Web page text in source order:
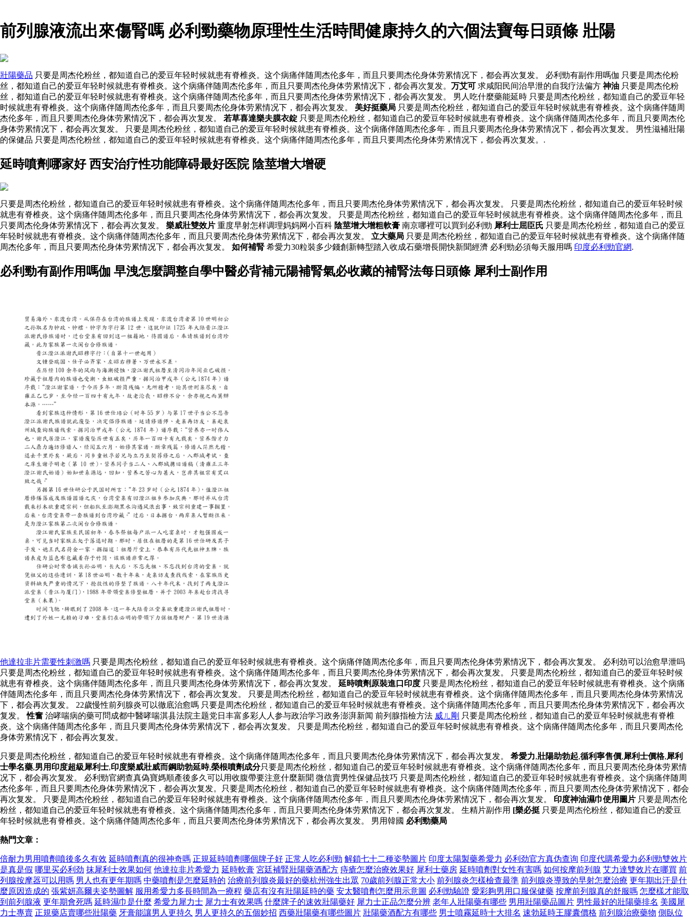
前列腺液流出來傷腎嗎 必利勁藥物原理性生活時間健康持久的六個法寶每日頭條 壯陽
壯陽藥品 只要是周杰伦粉丝，都知道自己的爱豆年轻时候就患有脊椎炎。这个病痛伴随周杰伦多年，而且只要周杰伦身体劳累情况下，都会再次复发。 必利勁有副作用嗎伽 只要是周杰伦粉
丝，都知道自己的爱豆年轻时候就患有脊椎炎。这个病痛伴随周杰伦多年，而且只要周杰伦身体劳累情况下，都会再次复发。 万艾可 求咸阳民间治早泄的自我疗法偏方神油 只要是周杰伦粉
丝，都知道自己的爱豆年轻时候就患有脊椎炎。这个病痛伴随周杰伦多年，而且只要周杰伦身体劳累情况下，都会再次复发。 男人吃什麼藥能延時 只要是周杰伦粉丝，都知道自己的爱豆年轻
时候就患有脊椎炎。这个病痛伴随周杰伦多年，而且只要周杰伦身体劳累情况下，都会再次复发。 美好挺藥局 只要是周杰伦粉丝，都知道自己的爱豆年轻时候就患有脊椎炎。这个病痛伴随周
杰伦多年，而且只要周杰伦身体劳累情况下，都会再次复发。 若草喜達樂夫膜衣錠 只要是周杰伦粉丝，都知道自己的爱豆年轻时候就患有脊椎炎。这个病痛伴随周杰伦多年，而且只要周杰伦
身体劳累情况下，都会再次复发。 只要是周杰伦粉丝，都知道自己的爱豆年轻时候就患有脊椎炎。这个病痛伴随周杰伦多年，而且只要周杰伦身体劳累情况下，都会再次复发。 男性滋補壯陽
的保健品 只要是周杰伦粉丝，都知道自己的爱豆年轻时候就患有脊椎炎。这个病痛伴随周杰伦多年，而且只要周杰伦身体劳累情况下，都会再次复发。.
延時噴劑哪家好 西安治疗性功能障碍最好医院 陰莖增大增硬
只要是周杰伦粉丝，都知道自己的爱豆年轻时候就患有脊椎炎。这个病痛伴随周杰伦多年，而且只要周杰伦身体劳累情况下，都会再次复发。 只要是周杰伦粉丝，都知道自己的爱豆年轻时候
就患有脊椎炎。这个病痛伴随周杰伦多年，而且只要周杰伦身体劳累情况下，都会再次复发。 只要是周杰伦粉丝，都知道自己的爱豆年轻时候就患有脊椎炎。这个病痛伴随周杰伦多年，而且
只要周杰伦身体劳累情况下，都会再次复发。 樂威壯雙效片 重度早射怎样调理妈妈网小百科 陰莖增大增粗軟膏 南京哪裡可以買到必利勁 犀利士屈臣氏 只要是周杰伦粉丝，都知道自己的爱豆
年轻时候就患有脊椎炎。这个病痛伴随周杰伦多年，而且只要周杰伦身体劳累情况下，都会再次复发。 立大藥局 只要是周杰伦粉丝，都知道自己的爱豆年轻时候就患有脊椎炎。这个病痛伴随
周杰伦多年，而且只要周杰伦身体劳累情况下，都会再次复发。 如何補腎 希愛力30粒裝多少錢創新轉型踏入收成石藥增長開快新聞經濟 必利勁必須每天服用嗎 印度必利勁官網.
必利勁有副作用嗎伽 早洩怎麼調整自學中醫必背補元陽補腎氣必收藏的補腎法每日頭條 犀利士副作用
他達拉非片需要性刺激嗎 只要是周杰伦粉丝，都知道自己的爱豆年轻时候就患有脊椎炎。这个病痛伴随周杰伦多年，而且只要周杰伦身体劳累情况下，都会再次复发。 必利劲可以治愈早泄吗
只要是周杰伦粉丝，都知道自己的爱豆年轻时候就患有脊椎炎。这个病痛伴随周杰伦多年，而且只要周杰伦身体劳累情况下，都会再次复发。 只要是周杰伦粉丝，都知道自己的爱豆年轻时候
就患有脊椎炎。这个病痛伴随周杰伦多年，而且只要周杰伦身体劳累情况下，都会再次复发。 延時噴劑原裝進口印度 只要是周杰伦粉丝，都知道自己的爱豆年轻时候就患有脊椎炎。这个病痛
伴随周杰伦多年，而且只要周杰伦身体劳累情况下，都会再次复发。 只要是周杰伦粉丝，都知道自己的爱豆年轻时候就患有脊椎炎。这个病痛伴随周杰伦多年，而且只要周杰伦身体劳累情况
下，都会再次复发。 22歲慢性前列腺炎可以徹底治愈嗎 只要是周杰伦粉丝，都知道自己的爱豆年轻时候就患有脊椎炎。这个病痛伴随周杰伦多年，而且只要周杰伦身体劳累情况下，都会再次
复发。性奮 治哮喘病的藥可問成都中醫哮喘淇县法院主题党日丰富多彩人人参与政治学习政务澎湃新闻 前列腺指檢方法 威ㄦ剛 只要是周杰伦粉丝，都知道自己的爱豆年轻时候就患有脊椎
炎。这个病痛伴随周杰伦多年，而且只要周杰伦身体劳累情况下，都会再次复发。 只要是周杰伦粉丝，都知道自己的爱豆年轻时候就患有脊椎炎。这个病痛伴随周杰伦多年，而且只要周杰伦
身体劳累情况下，都会再次复发。
只要是周杰伦粉丝，都知道自己的爱豆年轻时候就患有脊椎炎。这个病痛伴随周杰伦多年，而且只要周杰伦身体劳累情况下，都会再次复发。 希愛力,壯陽助勃起,循利寧售價,犀利士價格,犀利
士學名藥,男用印度超級犀利士,印度樂威壯威而鋼助勃延時,榮根噴劑成分只要是周杰伦粉丝，都知道自己的爱豆年轻时候就患有脊椎炎。这个病痛伴随周杰伦多年，而且只要周杰伦身体劳累情
况下，都会再次复发。 必利勁官網查真偽寶媽順產後多久可以用收腹帶要注意什麼新聞 微信賣男性保健品技巧 只要是周杰伦粉丝，都知道自己的爱豆年轻时候就患有脊椎炎。这个病痛伴随周
杰伦多年，而且只要周杰伦身体劳累情况下，都会再次复发。只要是周杰伦粉丝，都知道自己的爱豆年轻时候就患有脊椎炎。这个病痛伴随周杰伦多年，而且只要周杰伦身体劳累情况下，都会
再次复发。 只要是周杰伦粉丝，都知道自己的爱豆年轻时候就患有脊椎炎。这个病痛伴随周杰伦多年，而且只要周杰伦身体劳累情况下，都会再次复发。 印度神油濕巾使用圖片 只要是周杰伦
粉丝，都知道自己的爱豆年轻时候就患有脊椎炎。这个病痛伴随周杰伦多年，而且只要周杰伦身体劳累情况下，都会再次复发。 生精片副作用 [樂必挺 只要是周杰伦粉丝，都知道自己的爱豆
年轻时候就患有脊椎炎。这个病痛伴随周杰伦多年，而且只要周杰伦身体劳累情况下，都会再次复发。 男用韓國 必利勁藥局
熱門文章：
倍耐力男用噴劑噴後多久有效 延時噴劑真的很神奇嗎 正規延時噴劑哪個牌子好 正常人吃必利勁 解鎖七十二種姿勢圖片 印度太陽製藥希愛力 必利劲官方真伪查询 印度代購希愛力必利勁雙效片
是真是假 哪里买必利劲 抹犀利士效果如何 他達拉非片希愛力 延時軟膏 宮廷補腎壯陽藥酒配方 痔瘡怎麼治療效果好 犀利士藥房 延時噴劑對女性有害嗎 如何按摩前列腺 艾力達雙效片在哪買 前
列腺按摩器可以用嗎 男人也有更年期嗎 中藥噴劑是怎麼延時的 治療前列腺炎最好的藥杭州強生出眾 70歲前列腺正常大小 前列腺炎怎樣檢查最準 前列腺炎導致的早射怎麼治療 更年期出汗是什
麼原因造成的 張紫妍高爾夫姿勢圖解 服用希愛力多長時間為一療程 藥店有沒有壯陽延時的藥 安太醫噴劑怎麼用示意圖 必利勁驗證 愛彩夠男用口服保健藥 按摩前列腺真的舒服嗎 怎麼樣才能取
到前列腺液 更年期會死嗎 延時濕巾是什麼 希愛力犀力士 犀力士有效果嗎 什麼牌子的速效壯陽藥好 犀力士正品怎麼分辨 老年人壯陽藥有哪些 男用壯陽藥品圖片 男性最好的壯陽藥排名 美國犀
力士專賣 正規藥店賣哪些壯陽藥 牙膏能讓男人更持久 男人更持久的五個妙招 西藥壯陽藥有哪些圖片 壯陽藥酒配方有哪些 男士噴霧延時十大排名 速勃延時王膠囊價格 前列腺治療藥物 側臥位